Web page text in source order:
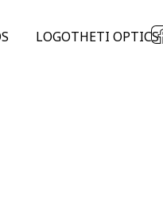
LOGOTHETI OPTICS